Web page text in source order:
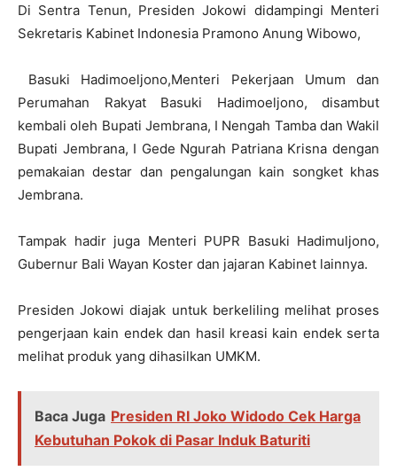
Di Sentra Tenun, Presiden Jokowi didampingi Menteri
Sekretaris Kabinet Indonesia Pramono Anung Wibowo,
Basuki Hadimoeljono,Menteri Pekerjaan Umum dan
Perumahan Rakyat Basuki Hadimoeljono, disambut
kembali oleh Bupati Jembrana, I Nengah Tamba dan Wakil
Bupati Jembrana, I Gede Ngurah Patriana Krisna dengan
pemakaian destar dan pengalungan kain songket khas
Jembrana.
Tampak hadir juga Menteri PUPR Basuki Hadimuljono,
Gubernur Bali Wayan Koster dan jajaran Kabinet lainnya.
Presiden Jokowi diajak untuk berkeliling melihat proses
pengerjaan kain endek dan hasil kreasi kain endek serta
melihat produk yang dihasilkan UMKM.
Baca Juga Presiden RI Joko Widodo Cek Harga
Kebutuhan Pokok di Pasar Induk Baturiti